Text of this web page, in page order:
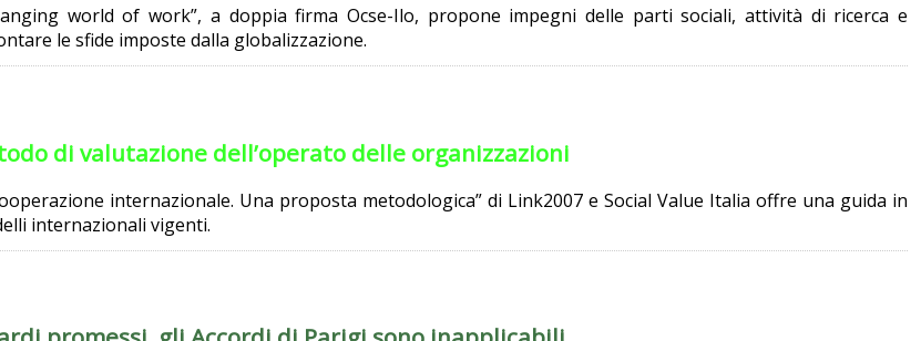
world of work”, a doppia firma Ocse-Ilo, propone impegni delle parti sociali, attività di ricerca e
le sfide imposte dalla globalizzazione.
di valutazione dell’operato delle organizzazioni
internazionale. Una proposta metodologica” di Link2007 e Social Value Italia offre una guida in
internazionali vigenti.